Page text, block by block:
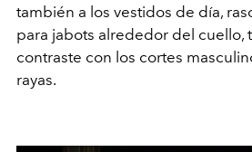
también a los vestidos de día,
para jabots alrededor del cuello,
contraste con los cortes
rayas.